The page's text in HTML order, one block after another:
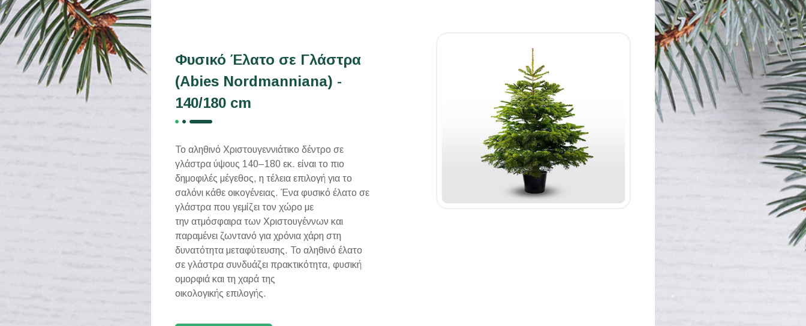
Φυσικό Έλατο σε Γλάστρα
(Abies Nordmanniana) -
140/180 cm
Το αληθινό Χριστουγεννιάτικο δέντρο σε
γλάστρα ύψους 140–180 εκ. είναι το πιο
δημοφιλές μέγεθος, η τέλεια επιλογή για το
σαλόνι κάθε οικογένειας. Ένα φυσικό έλατο σε
γλάστρα που γεμίζει τον χώρο με
την ατμόσφαιρα των Χριστουγέννων και
παραμένει ζωντανό για χρόνια χάρη στη
δυνατότητα μεταφύτευσης. Το αληθινό έλατο
σε γλάστρα συνδυάζει πρακτικότητα, φυσική
ομορφιά και τη χαρά της
οικολογικής επιλογής.